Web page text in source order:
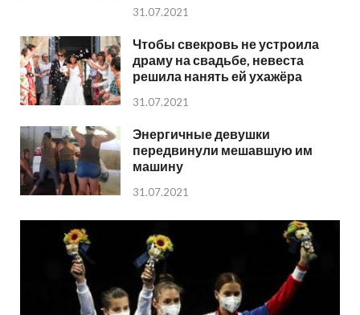
31.07.2021
Чтобы свекровь не устроила
драму на свадьбе, невеста
решила нанять ей ухажёра
31.07.2021
Энергичные девушки
передвинули мешавшую им
машину
31.07.2021